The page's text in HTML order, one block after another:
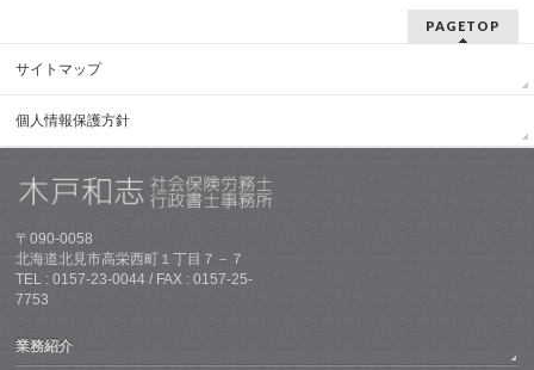
PAGETOP
サイトマップ
個人情報保護方針
〒090-0058
北海道北見市高栄西町１丁目７－７
TEL : 0157-23-0044 / FAX : 0157-25-
7753
業務紹介